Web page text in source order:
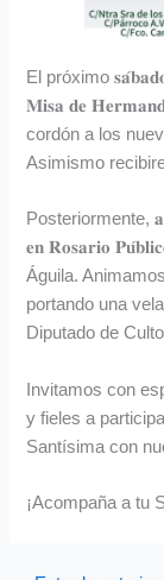
El próximo
𝐌𝐢𝐬𝐚 𝐝𝐞
cordón a los
Asimismo
Posteriormente, 𝐚
𝐞𝐧 𝐑𝐨𝐬𝐚𝐫𝐢𝐨
Águila.
portando una
Diputado de
Invitamos con
y fieles a
Santísima con
¡Acompaña a tu